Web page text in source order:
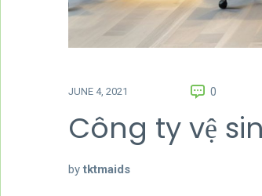
JUNE 4, 2021 0
Công ty vệ
by tktmaids